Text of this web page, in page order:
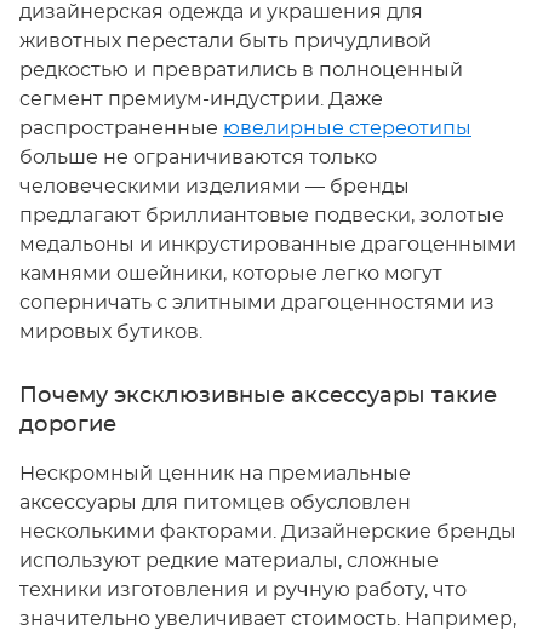
дизайнерская одежда и украшения для
животных перестали быть причудливой
редкостью и превратились в полноценный
сегмент премиум-индустрии. Даже
распространенные ювелирные стереотипы
больше не ограничиваются только
человеческими изделиями — бренды
предлагают бриллиантовые подвески, золотые
медальоны и инкрустированные драгоценными
камнями ошейники, которые легко могут
соперничать с элитными драгоценностями из
мировых бутиков.
Почему эксклюзивные аксессуары такие
дорогие
Нескромный ценник на премиальные
аксессуары для питомцев обусловлен
несколькими факторами. Дизайнерские бренды
используют редкие материалы, сложные
техники изготовления и ручную работу, что
значительно увеличивает стоимость. Например,